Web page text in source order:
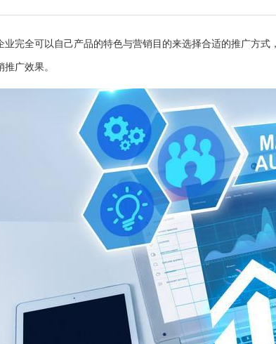
业完全可以自己产品的特色与营销目的来选择合适的推广方式
广效果。